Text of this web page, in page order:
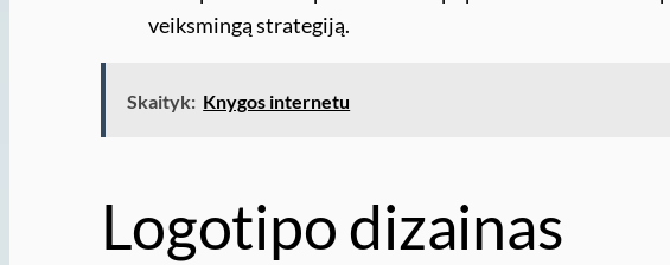
veiksmingą strategiją.
Skaityk: Knygos internetu
Logotipo dizainas